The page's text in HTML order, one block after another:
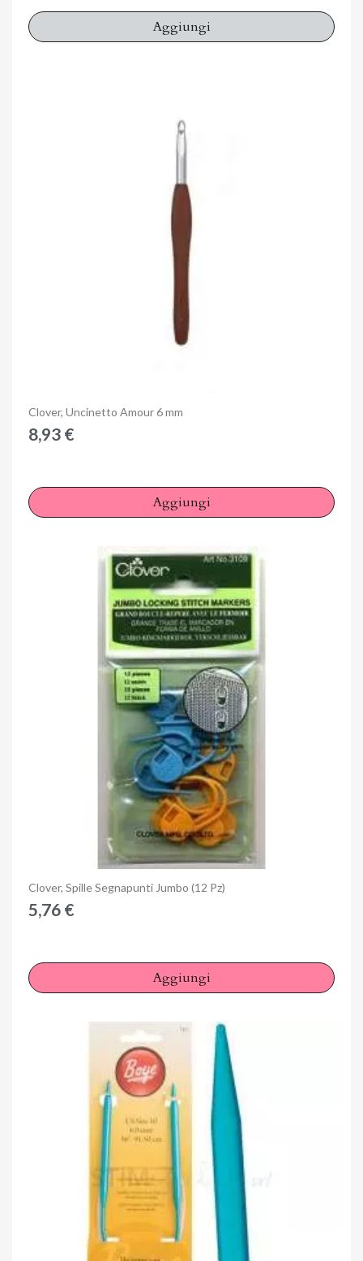
Aggiungi
Anteprima
Clover, Uncinetto Amour 6 mm
8,93 €
Aggiungi
Anteprima
Clover, Spille Segnapunti Jumbo (12 Pz)
5,76 €
Aggiungi